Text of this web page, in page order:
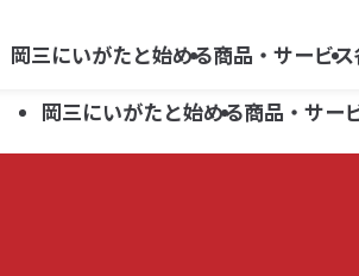
サービス
キ
ワ
ー
岡三にいがたと始める商品・サー
岡三にいがたと始める商品・サービス